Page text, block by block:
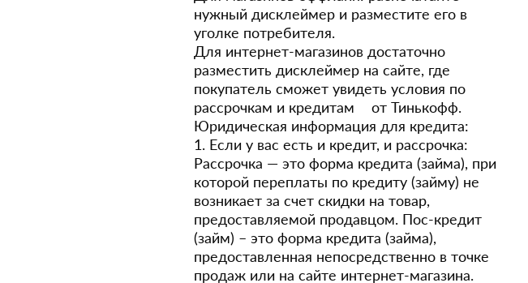
нужный дисклеймер и разместите его в
уголке потребителя.
Для интернет-магазинов достаточно
разместить дисклеймер на сайте, где
покупатель сможет увидеть условия по
рассрочкам и кредитам от Тинькофф.
Юридическая информация для кредита:
1. Если у вас есть и кредит, и рассрочка:
Рассрочка — это форма кредита (займа), при
которой переплаты по кредиту (займу) не
возникает за счет скидки на товар,
предоставляемой продавцом. Пос-кредит
(займ) – это форма кредита (займа),
предоставленная непосредственно в точке
продаж или на сайте интернет-магазина.